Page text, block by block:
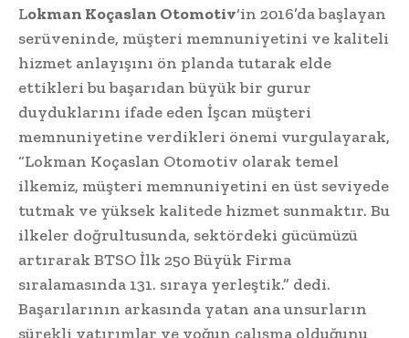
Lokman Koçaslan Otomotiv‘in 2016’da başlayan
serüveninde, müşteri memnuniyetini ve kaliteli
hizmet anlayışını ön planda tutarak elde
ettikleri bu başarıdan büyük bir gurur
duyduklarını ifade eden İşcan müşteri
memnuniyetine verdikleri önemi vurgulayarak,
“Lokman Koçaslan Otomotiv olarak temel
ilkemiz, müşteri memnuniyetini en üst seviyede
tutmak ve yüksek kalitede hizmet sunmaktır. Bu
ilkeler doğrultusunda, sektördeki gücümüzü
artırarak BTSO İlk 250 Büyük Firma
sıralamasında 131. sıraya yerleştik.” dedi.
Başarılarının arkasında yatan ana unsurların
sürekli yatırımlar ve yoğun çalışma olduğunu